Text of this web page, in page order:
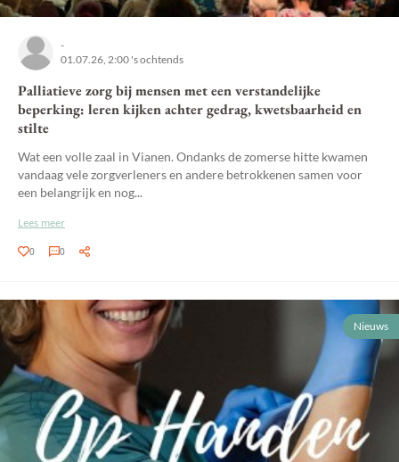
-
01.07.26, 2:00 's ochtends
Palliatieve zorg bij mensen met een verstandelijke
beperking: leren kijken achter gedrag, kwetsbaarheid en
stilte
Wat een volle zaal in Vianen. Ondanks de zomerse hitte kwamen
vandaag vele zorgverleners en andere betrokkenen samen voor
een belangrijk en nog...
Lees meer
0 0
Nieuws